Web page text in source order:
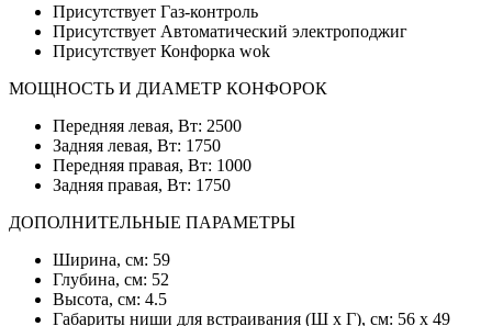
Присутствует Газ-контроль
Присутствует Автоматический электроподжиг
Присутствует Конфорка wok
МОЩНОСТЬ И ДИАМЕТР КОНФОРОК
Передняя левая, Вт: 2500
Задняя левая, Вт: 1750
Передняя правая, Вт: 1000
Задняя правая, Вт: 1750
ДОПОЛНИТЕЛЬНЫЕ ПАРАМЕТРЫ
Ширина, см: 59
Глубина, см: 52
Высота, см: 4.5
Габариты ниши для встраивания (Ш х Г), см: 56 х 49